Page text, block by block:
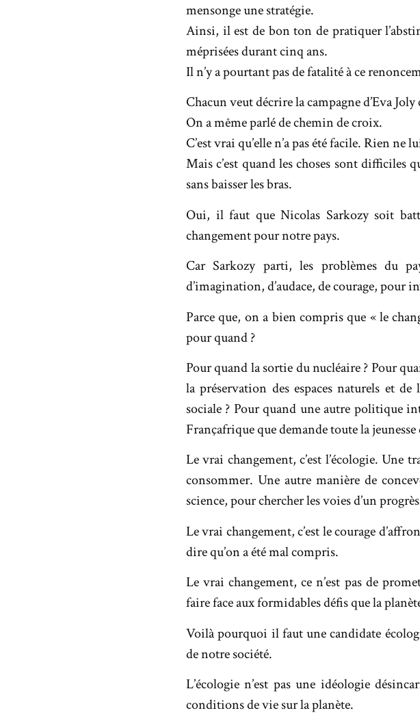
mensonge une stratégie.
Ainsi, il est de bon ton de pratiquer
méprisées durant cinq ans.
Il n’y a pourtant pas de fatalité à ce
Chacun veut décrire la campagne d’Eva
On a même parlé de chemin de croix.
C’est vrai qu’elle n’a pas été facile. Rien ne
Mais c’est quand les choses sont
sans baisser les bras.
Oui, il faut que Nicolas Sarkozy soit
changement pour notre pays.
Car Sarkozy parti, les problèmes du
d’imagination, d’audace, de courage, pour
Parce que, on a bien compris que « le
pour quand ?
Pour quand la sortie du nucléaire ? Pour
la préservation des espaces naturels et
sociale ? Pour quand une autre politique
Françafrique que demande toute la
Le vrai changement, c’est l’écologie.
consommer. Une autre manière de
science, pour chercher les voies d’un
Le vrai changement, c’est le courage
dire qu’on a été mal compris.
Le vrai changement, ce n’est pas de
faire face aux formidables défis que la
Voilà pourquoi il faut une candidate
de notre société.
L’écologie n’est pas une idéologie
conditions de vie sur la planète.